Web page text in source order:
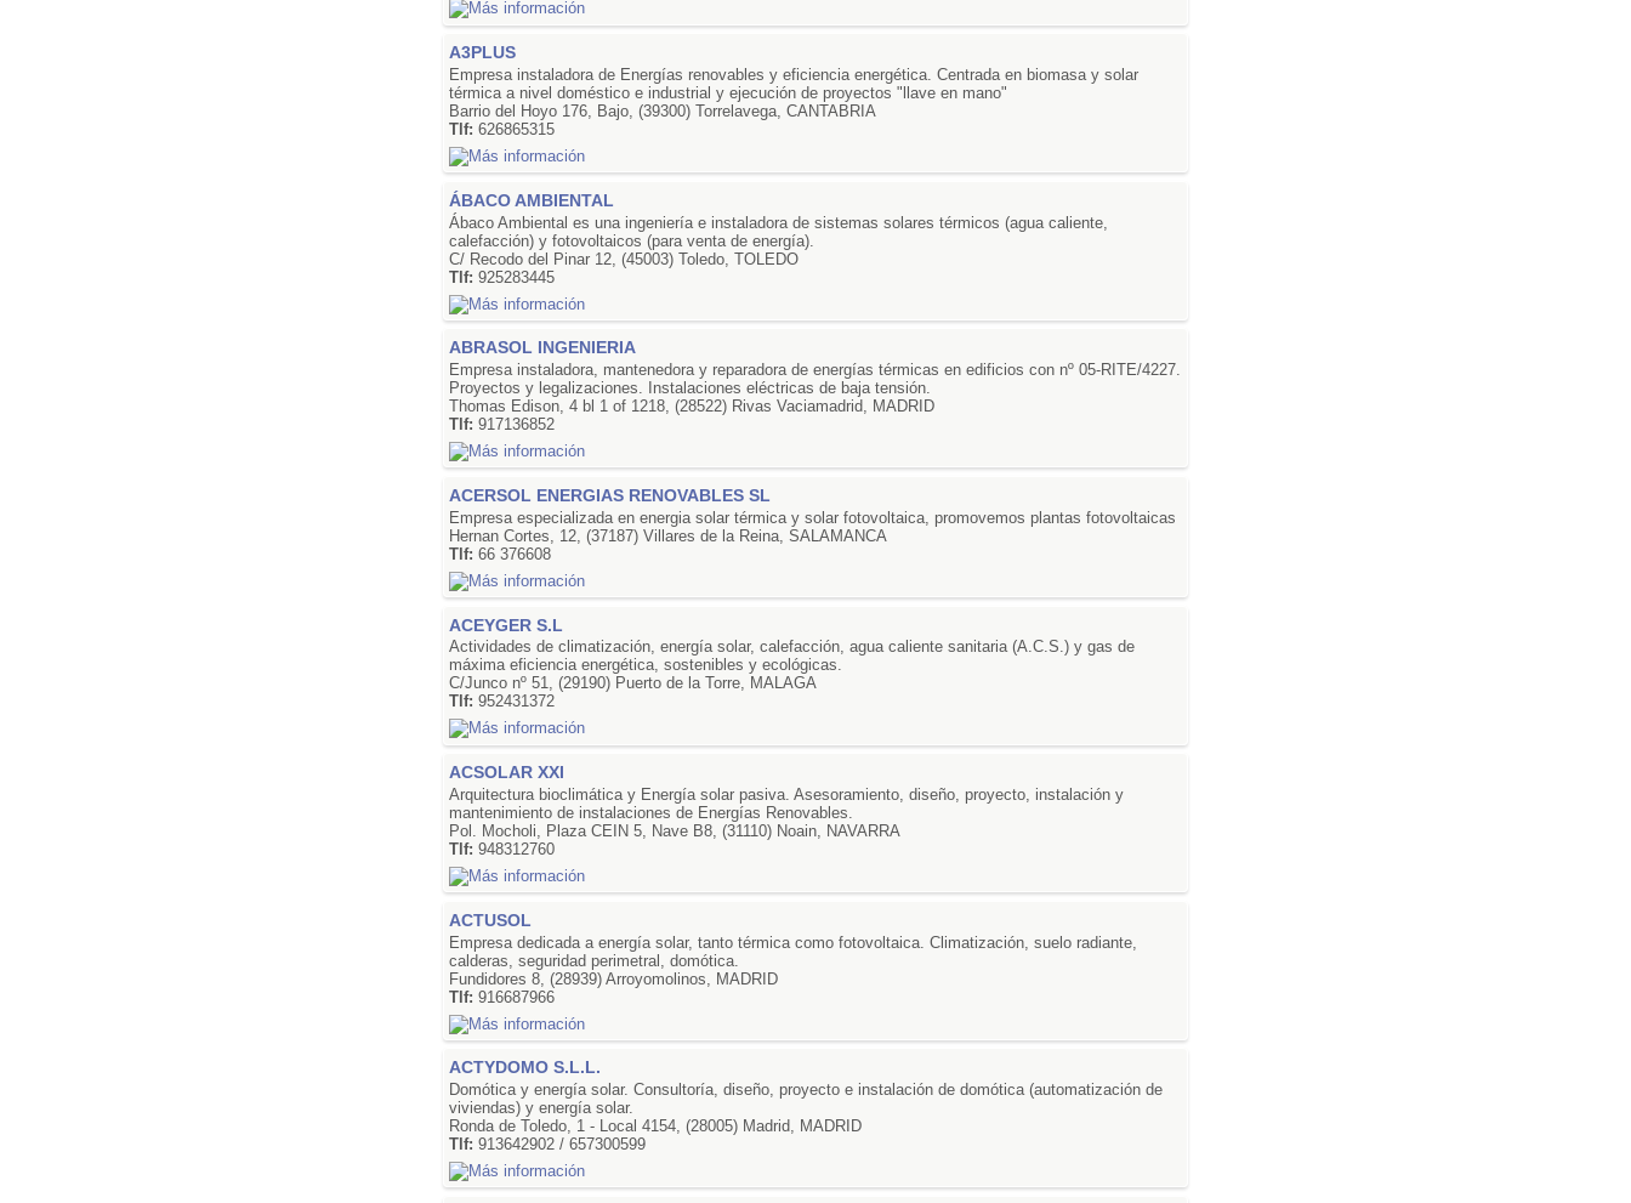
A3PLUS
Empresa instaladora de Energías renovables y eficiencia energética. Centrada en biomasa y solar
térmica a nivel doméstico e industrial y ejecución de proyectos "llave en mano"
Barrio del Hoyo 176, Bajo, (39300) Torrelavega, CANTABRIA
Tlf:626865315
ÁBACO AMBIENTAL
Ábaco Ambiental es una ingeniería e instaladora de sistemas solares térmicos (agua caliente,
calefacción) y fotovoltaicos (para venta de energía).
C/ Recodo del Pinar 12, (45003) Toledo, TOLEDO
Tlf:925283445
ABRASOL INGENIERIA
Empresa instaladora, mantenedora y reparadora de energías térmicas en edificios con nº 05-RITE/4227.
Proyectos y legalizaciones. Instalaciones eléctricas de baja tensión.
Thomas Edison, 4 bl 1 of 1218, (28522) Rivas Vaciamadrid, MADRID
Tlf:917136852
ACERSOL ENERGIAS RENOVABLES SL
Empresa especializada en energia solar térmica y solar fotovoltaica, promovemos plantas fotovoltaicas
Hernan Cortes, 12, (37187) Villares de la Reina, SALAMANCA
Tlf:66 376608
ACEYGER S.L
Actividades de climatización, energía solar, calefacción, agua caliente sanitaria (A.C.S.) y gas de
máxima eficiencia energética, sostenibles y ecológicas.
C/Junco nº 51, (29190) Puerto de la Torre, MALAGA
Tlf:952431372
ACSOLAR XXI
Arquitectura bioclimática y Energía solar pasiva. Asesoramiento, diseño, proyecto, instalación y
mantenimiento de instalaciones de Energías Renovables.
Pol. Mocholi, Plaza CEIN 5, Nave B8, (31110) Noain, NAVARRA
Tlf:948312760
ACTUSOL
Empresa dedicada a energía solar, tanto térmica como fotovoltaica. Climatización, suelo radiante,
calderas, seguridad perimetral, domótica.
Fundidores 8, (28939) Arroyomolinos, MADRID
Tlf:916687966
ACTYDOMO S.L.L.
Domótica y energía solar. Consultoría, diseño, proyecto e instalación de domótica (automatización de
viviendas) y energía solar.
Ronda de Toledo, 1 - Local 4154, (28005) Madrid, MADRID
Tlf:913642902 / 657300599